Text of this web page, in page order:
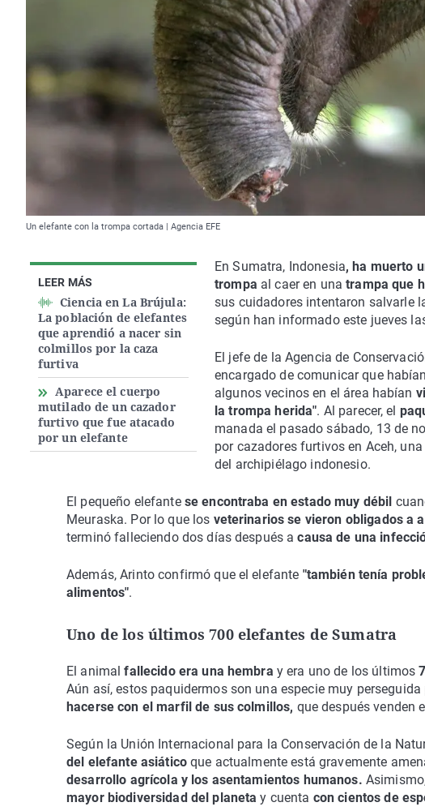
Un elefante con la trompa cortada | Agencia EFE
LEER MÁS
Ciencia en La Brújula:
La población de elefantes
que aprendió a nacer sin
colmillos por la caza
furtiva
Aparece el cuerpo
mutilado de un cazador
furtivo que fue atacado
por un elefante
En Sumatra, Indonesia, ha muerto
trompa al caer en unatrampa que
sus cuidadores intentaron salvarle
según han informado este jueves
El jefe de la Agencia de
encargado de comunicar que
algunos vecinos en el área habían
la trompa herida". Al parecer, el
manada el pasado sábado, 13 de
por cazadores furtivos en Aceh,
del archipiélago indonesio.
El pequeño elefante se encontraba en estado muy débil
Meuraska. Por lo que los veterinarios se vieron obligados a
terminó falleciendo dos días después a causa de una
Además, Arinto confirmó que el elefante "también tenía
alimentos".
Uno de los últimos 700 elefantes de Sumatra
El animalfallecido era una hembra y era uno de los últimos
Aún así, estos paquidermos son una especie muy
hacerse con el marfil de sus colmillos, que después venden
Según la Unión Internacional para la Conservación de la
del elefante asiáticoque actualmente está gravemente
desarrollo agrícola y los asentamientos humanos.
mayor biodiversidad del planetay cuenta con cientos de